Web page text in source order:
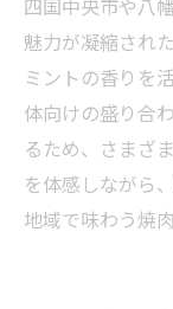
魅力が凝縮され
ミントの香りを
体向けの盛り合
るため、さまざ
を体感しながら
地域で味わう焼